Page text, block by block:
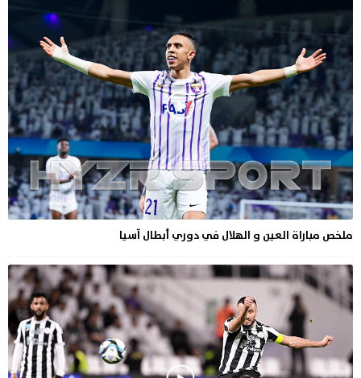
ملخص مباراة العين و الهلال في دوري أبطال آسيا